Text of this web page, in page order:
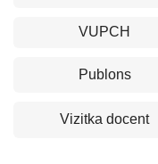
VUPCH
Publons
Vizitka docent